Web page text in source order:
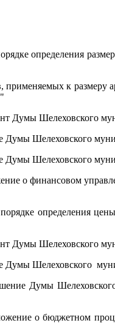
определения
к размеру
Думы Шелеховского
Думы Шелеховского
Думы Шелеховского
о финансовом
определения
Думы Шелеховского
Думы Шелеховского
Думы
о бюджетном